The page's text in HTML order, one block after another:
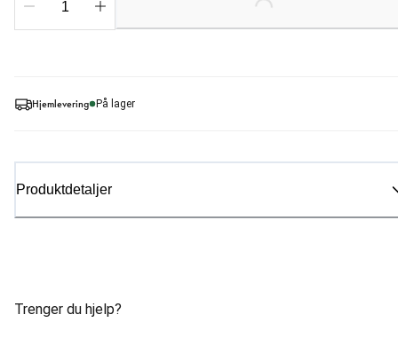
Hjemlevering På lager
Produktdetaljer
Trenger du hjelp?
Loading...